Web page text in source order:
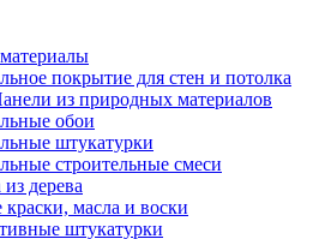
покрытие для стен и потолка
из природных материалов
обои
штукатурки
строительные смеси
дерева
масла и воски
штукатурки